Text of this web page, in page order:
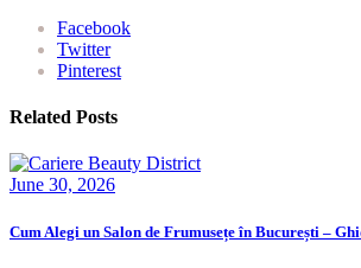
Facebook
Twitter
Pinterest
Related Posts
June 30, 2026
Cum Alegi un Salon de Frumusețe în București –